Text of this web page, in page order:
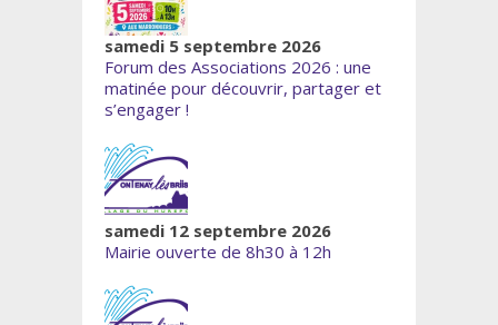
samedi 5 septembre 2026
Forum des Associations 2026 : une
matinée pour découvrir, partager et
s’engager !
samedi 12 septembre 2026
Mairie ouverte de 8h30 à 12h